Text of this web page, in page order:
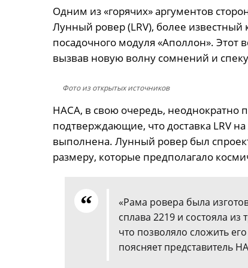
Одним из «горячих» аргументов
Лунный ровер (LRV), более известный
посадочного модуля «Аполлон».
вызвав новую волну сомнений и
Фото из открытых источников
НАСА, в свою очередь, неоднократно
подтверждающие, что доставка LRV
выполнена. Лунный ровер был
размеру, которые предполагало
«Рама ровера была
сплава 2219 и состояла
что позволяло сложить
поясняет представитель